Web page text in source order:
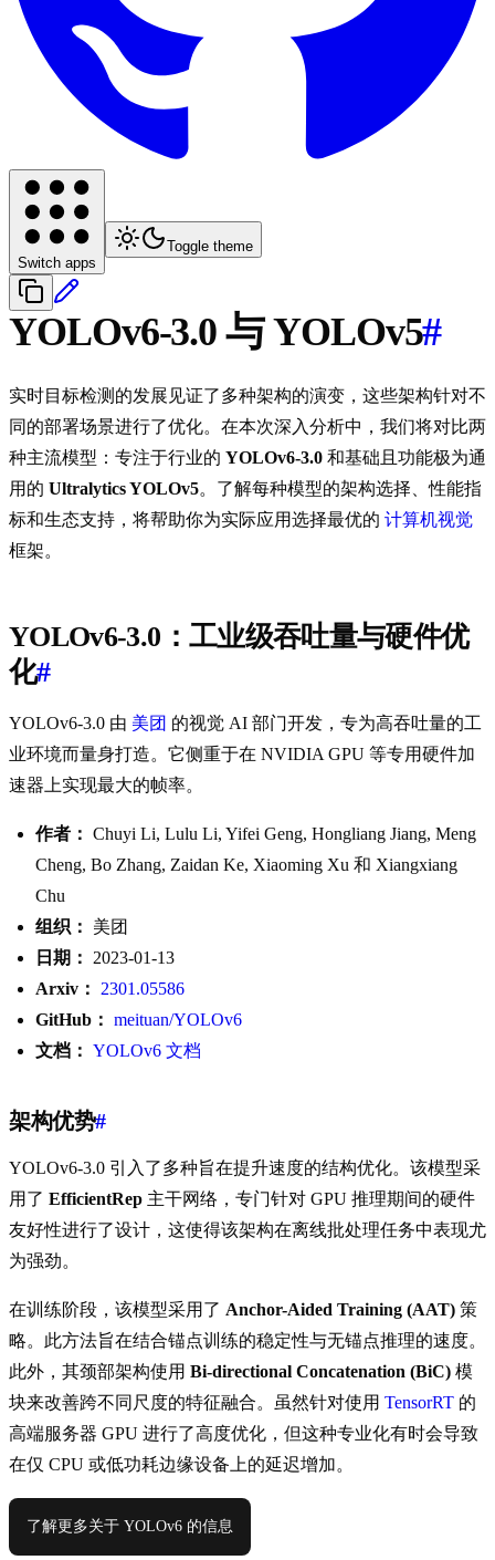
Switch apps
Toggle theme
YOLOv6-3.0 与 YOLOv5#
实时目标检测的发展见证了多种架构的演变，这些架构针对不
同的部署场景进行了优化。在本次深入分析中，我们将对比两
种主流模型：专注于行业的 YOLOv6-3.0 和基础且功能极为通
用的 Ultralytics YOLOv5。了解每种模型的架构选择、性能指
标和生态支持，将帮助你为实际应用选择最优的 计算机视觉
框架。
YOLOv6-3.0：工业级吞吐量与硬件优
化#
YOLOv6-3.0 由 美团 的视觉 AI 部门开发，专为高吞吐量的工
业环境而量身打造。它侧重于在 NVIDIA GPU 等专用硬件加
速器上实现最大的帧率。
作者： Chuyi Li, Lulu Li, Yifei Geng, Hongliang Jiang, Meng
Cheng, Bo Zhang, Zaidan Ke, Xiaoming Xu 和 Xiangxiang
Chu
组织：
美团
日期：
2023-01-13
Arxiv：
2301.05586
GitHub： meituan/YOLOv6
文档： YOLOv6 文档
架构优势#
YOLOv6-3.0 引入了多种旨在提升速度的结构优化。该模型采
用了 EfficientRep 主干网络，专门针对 GPU 推理期间的硬件
友好性进行了设计，这使得该架构在离线批处理任务中表现尤
为强劲。
在训练阶段，该模型采用了 Anchor-Aided Training (AAT) 策
略。此方法旨在结合锚点训练的稳定性与无锚点推理的速度。
此外，其颈部架构使用 Bi-directional Concatenation (BiC) 模
块来改善跨不同尺度的特征融合。虽然针对使用 TensorRT 的
高端服务器 GPU 进行了高度优化，但这种专业化有时会导致
在仅 CPU 或低功耗边缘设备上的延迟增加。
了解更多关于 YOLOv6 的信息